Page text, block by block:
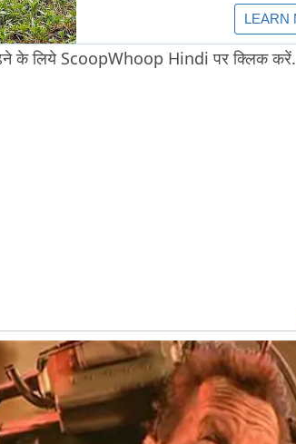
के लिये ScoopWhoop Hindi पर क्लिक करें.